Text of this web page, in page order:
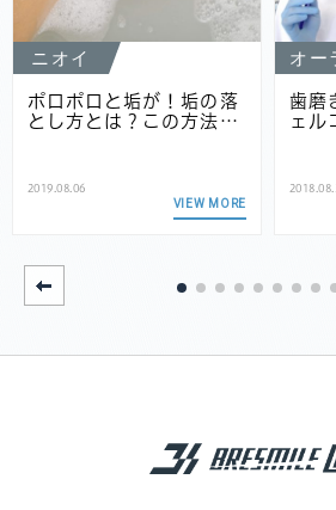
ニオイ
ポロポロと垢が！垢の落
とし方とは？この方法…
2019.08.06
VIEW MORE
オー
歯磨
ェル